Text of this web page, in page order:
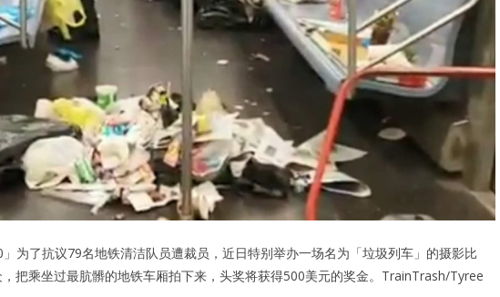
为了抗议79名地铁清洁队员遭裁员，近日特别举办一场名为「垃圾列车」的摄影比
把乘坐过最肮髒的地铁车厢拍下来，头奖将获得500美元的奖金。TrainTrash/Tyree